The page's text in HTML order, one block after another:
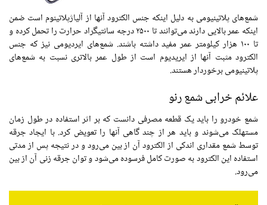
شمع‌هایپلاتینیومیبه دلیل اینکه جنس الکترود آنها ازآلیاژپلاتینوم است ضمن
اینکهعمربالایی دارند می‌توانند تا ۲۵۰۰درجه سانتیگرادحرارتراتحملکرده و
تا ۱۰۰ هزار کیلومتر
عمر مفیدداشته باشند. شمع‌های ایردیومی نیز که جنس
الکترود مثبت آنها از ایریدیوم است از طول عمربالاتری نسبت به شمع‌های
پلاتینیومیبرخوردار هستند.
علائمخرابیشمعرنو
شمع خودرو را باید یک قطعه مصرفی دانست که بر اثر استفاده درطول زمان
مستهلک می‌شوند و باید هر از چند گاهی آنها را تعویض کرد. با ایجاد جرقه
توسط شمع مقداری اندکی از الکترود آن از بین می‌رود و در نتیجه پس از مدتی
استفاده این الکترود بهصورتکامل فرسوده می‌شود و توانجرقه زنیآن از بین
می‌رود.